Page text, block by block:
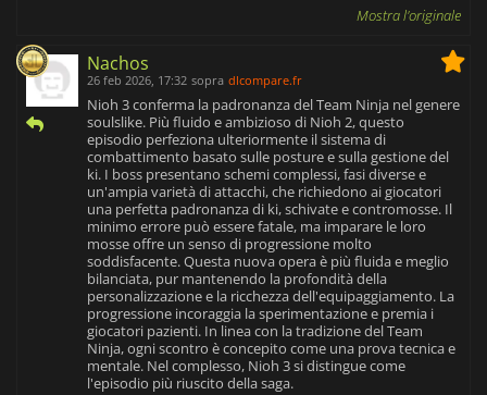
Mostra l'originale
Nachos
26 feb 2026, 17:32 sopra dlcompare.fr
Nioh 3 conferma la padronanza del Team Ninja nel genere
soulslike. Più fluido e ambizioso di Nioh 2, questo
episodio perfeziona ulteriormente il sistema di
combattimento basato sulle posture e sulla gestione del
ki. I boss presentano schemi complessi, fasi diverse e
un'ampia varietà di attacchi, che richiedono ai giocatori
una perfetta padronanza di ki, schivate e contromosse. Il
minimo errore può essere fatale, ma imparare le loro
mosse offre un senso di progressione molto
soddisfacente. Questa nuova opera è più fluida e meglio
bilanciata, pur mantenendo la profondità della
personalizzazione e la ricchezza dell'equipaggiamento. La
progressione incoraggia la sperimentazione e premia i
giocatori pazienti. In linea con la tradizione del Team
Ninja, ogni scontro è concepito come una prova tecnica e
mentale. Nel complesso, Nioh 3 si distingue come
l'episodio più riuscito della saga.